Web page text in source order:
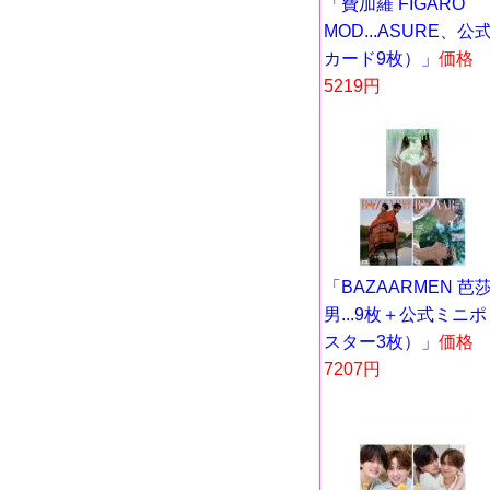
MOD...ASURE、公
カード9枚）」 価格
5219円
「BAZAARMEN 芭
男...9枚＋公式ミニポ
スター3枚）」 価格
7207円